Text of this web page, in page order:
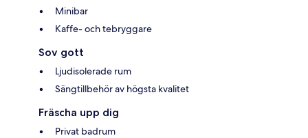
Minibar
Kaffe- och tebryggare
Sov gott
Ljudisolerade rum
Sängtillbehör av högsta kvalitet
Fräscha upp dig
Privat badrum